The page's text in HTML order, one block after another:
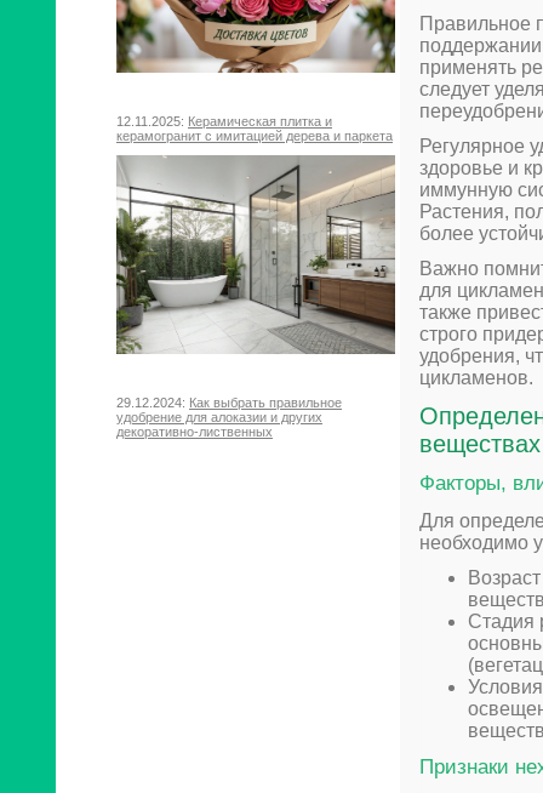
12.11.2025: Керамическая плитка и
керамогранит с имитацией дерева и паркета
29.12.2024: Как выбрать правильное
удобрение для алоказии и других
декоративно-лиственных
Правильное
применять
следует
Регулярное
здоровье и
иммунную
Растения,
более
Важно
для
также
строго
удобрения,
цикламенов.
веществах
Факторы,
Для
необходимо
Стадия
Признаки